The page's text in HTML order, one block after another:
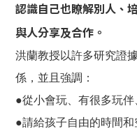
認識自己也瞭解別人、
與人分享及合作。
洪蘭教授以許多研究證
係，並且強調：
●從小會玩、有很多玩伴
●請給孩子自由的時間